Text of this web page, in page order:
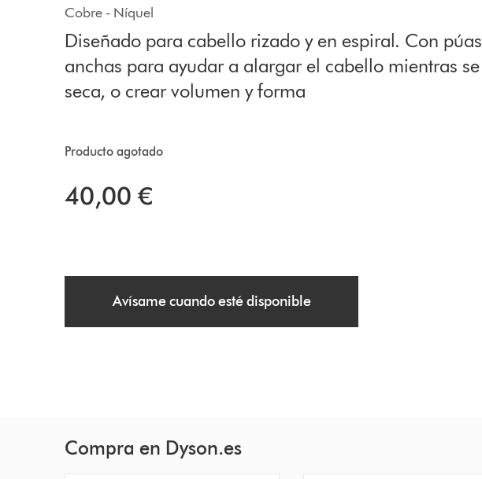
Cobre - Níquel
Diseñado para cabello rizado y en espiral. Con púas
anchas para ayudar a alargar el cabello mientras se
seca, o crear volumen y forma
Producto agotado
40,00 €
Avísame cuando esté disponible
Compra en Dyson.es